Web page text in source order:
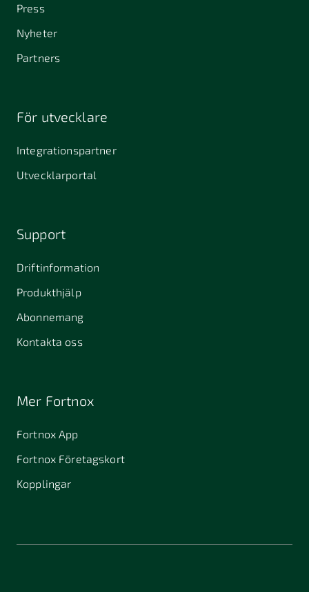
Press
Nyheter
Partners
För utvecklare
Integrationspartner
Utvecklarportal
Support
Driftinformation
Produkthjälp
Abonnemang
Kontakta oss
Mer Fortnox
Fortnox App
Fortnox Företagskort
Kopplingar